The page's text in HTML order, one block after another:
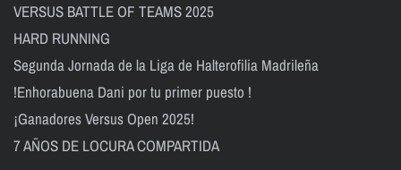
VERSUS BATTLE OF TEAMS 2025
HARD RUNNING
Segunda Jornada de la Liga de Halterofilia Madrileña
!Enhorabuena Dani por tu primer puesto !
¡Ganadores Versus Open 2025!
7 AÑOS DE LOCURA COMPARTIDA